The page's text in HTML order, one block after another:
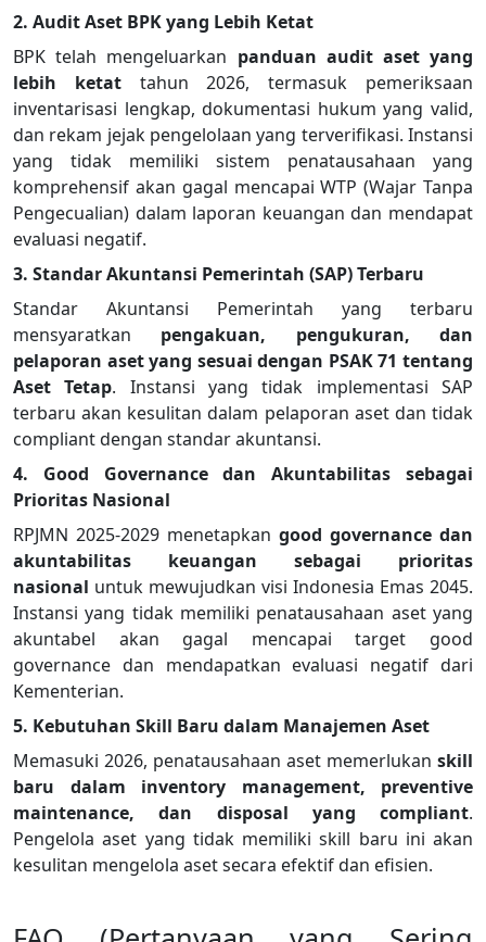
2. Audit Aset BPK yang Lebih Ketat
BPK telah mengeluarkan panduan audit aset yang
lebih ketat
tahun 2026, termasuk pemeriksaan
inventarisasi lengkap, dokumentasi hukum yang valid,
dan rekam jejak pengelolaan yang terverifikasi. Instansi
yang tidak memiliki sistem penatausahaan yang
komprehensif akan gagal mencapai WTP (Wajar Tanpa
Pengecualian) dalam laporan keuangan dan mendapat
evaluasi negatif.
3. Standar Akuntansi Pemerintah (SAP) Terbaru
Standar Akuntansi Pemerintah yang terbaru
mensyaratkan
pengakuan, pengukuran, dan
pelaporan aset yang sesuai dengan PSAK 71 tentang
Aset Tetap. Instansi yang tidak implementasi SAP
terbaru akan kesulitan dalam pelaporan aset dan tidak
compliant dengan standar akuntansi.
4. Good Governance dan Akuntabilitas sebagai
Prioritas Nasional
RPJMN 2025-2029 menetapkan good governance dan
akuntabilitas keuangan sebagai prioritas
nasional untuk mewujudkan visi Indonesia Emas 2045.
Instansi yang tidak memiliki penatausahaan aset yang
akuntabel akan gagal mencapai target good
governance dan mendapatkan evaluasi negatif dari
Kementerian.
5. Kebutuhan Skill Baru dalam Manajemen Aset
Memasuki 2026, penatausahaan aset memerlukan skill
baru dalam inventory management, preventive
maintenance, dan disposal yang compliant.
Pengelola aset yang tidak memiliki skill baru ini akan
kesulitan mengelola aset secara efektif dan efisien.